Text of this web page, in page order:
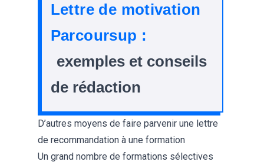
Lettre de motivation
Parcoursup :
exemples et conseils
de rédaction
D’autres moyens de faire parvenir une lettre
de recommandation à une formation
Un grand nombre de formations sélectives